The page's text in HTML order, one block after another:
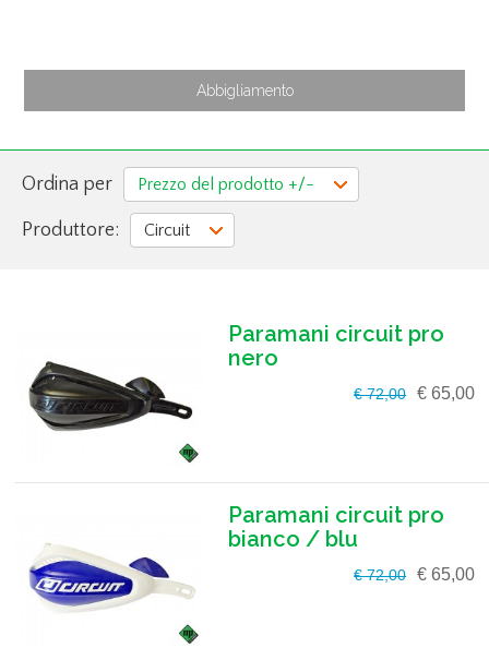
Abbigliamento
Ordina per Prezzo del prodotto +/-
Produttore: Circuit
Paramani circuit pro
nero
€ 72,00 € 65,00
Paramani circuit pro
bianco / blu
€ 72,00 € 65,00